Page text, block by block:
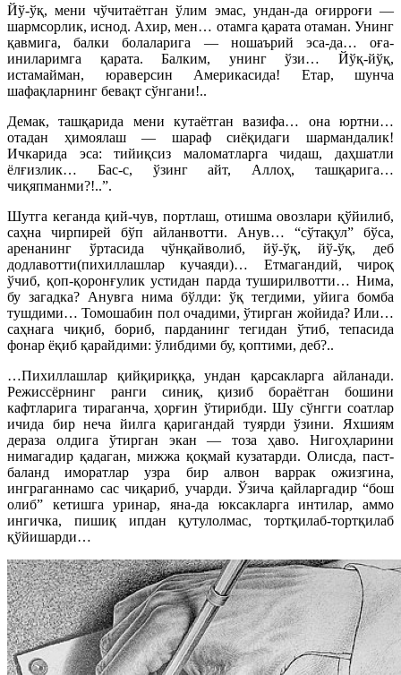
Йў-ўқ, мени чўчитаётган ўлим эмас, ундан-да оғирроғи —
шармсорлик, иснод. Ахир, мен… отамга қарата отаман. Унинг
қавмига, балки болаларига — ношаърий эса-да… оға-
иниларимга қарата. Балким, унинг ўзи… Йўқ-йўқ,
истамайман, юраверсин Америкасида! Етар, шунча
шафақларнинг бевақт сўнгани!..
Демак, ташқарида мени кутаётган вазифа… она юртни…
отадан ҳимоялаш — шараф сиёқидаги шармандалик!
Ичкарида эса: тийиқсиз маломатларга чидаш, даҳшатли
ёлғизлик… Бас-с, ўзинг айт, Аллоҳ, ташқарига…
чиқяпманми?!..”.
Шутга кеганда қий-чув, портлаш, отишма овозлари қўйилиб,
саҳна чирпирей бўп айланвотти. Анув… “сўтақул” бўса,
аренанинг ўртасида чўнқайволиб, йў-ўқ, йў-ўқ, деб
додлавотти(пихиллашлар кучаяди)… Етмагандий, чироқ
ўчиб, қоп-қоронғулик устидан парда туширилвотти… Нима,
бу загадка? Анувга нима бўлди: ўқ тегдими, уйига бомба
тушдими… Томошабин пол очадими, ўтирган жойида? Или…
саҳнага чиқиб, бориб, парданинг тегидан ўтиб, тепасида
фонар ёқиб қарайдими: ўлибдими бу, қоптими, деб?..
…Пихиллашлар қийқириққа, ундан қарсакларга айланади.
Режиссёрнинг ранги синиқ, қизиб бораётган бошини
кафтларига тираганча, ҳорғин ўтирибди. Шу сўнгги соатлар
ичида бир неча йилга қаригандай туярди ўзини. Яхшиям
дераза олдига ўтирган экан — тоза ҳаво. Нигоҳларини
нимагадир қадаган, мижжа қоқмай кузатарди. Олисда, паст-
баланд иморатлар узра бир алвон варрак ожизгина,
инграганнамо сас чиқариб, учарди. Ўзича қайларгадир “бош
олиб” кетишга уринар, яна-да юксакларга интилар, аммо
ингичка, пишиқ ипдан қутулолмас, тортқилаб-тортқилаб
қўйишарди…